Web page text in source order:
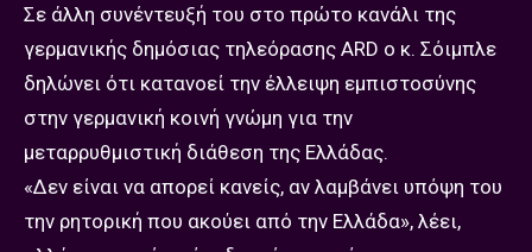
Σε άλλη συνέντευξή του στο πρώτο κανάλι της
γερμανικής δημόσιας τηλεόρασης ARD ο κ. Σόιμπλε
δηλώνει ότι κατανοεί την έλλειψη εμπιστοσύνης
στην γερμανική κοινή γνώμη για την
μεταρρυθμιστική διάθεση της Ελλάδας.
«Δεν είναι να απορεί κανείς, αν λαμβάνει υπόψη του
την ρητορική που ακούει από την Ελλάδα», λέει,